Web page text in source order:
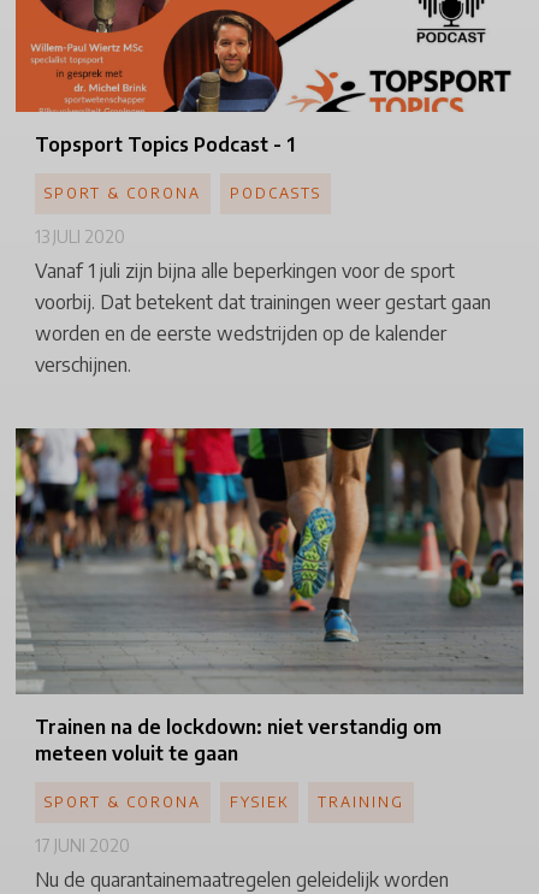
Topsport Topics Podcast - 1
Vanaf 1 juli zijn bijna alle beperkingen voor de sport
voorbij. Dat betekent dat trainingen weer gestart gaan
worden en de eerste wedstrijden op de kalender
verschijnen.
SPORT & CORONA PODCASTS
13 JULI 2020
Trainen na de lockdown: niet verstandig om
meteen voluit te gaan
Nu de quarantainemaatregelen geleidelijk worden
SPORT & CORONA FYSIEK TRAINING
17 JUNI 2020